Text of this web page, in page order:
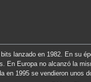
lanzado en 1982. En su
En Europa no alcanzó la
en 1995 se vendieron unos